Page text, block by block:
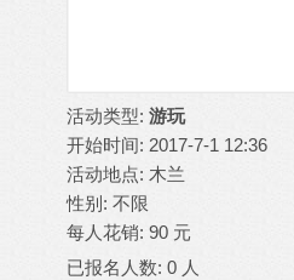
活动类型: 游玩
开始时间: 2017-7-1 12:36
活动地点: 木兰
性别: 不限
每人花销: 90 元
已报名人数: 0 人